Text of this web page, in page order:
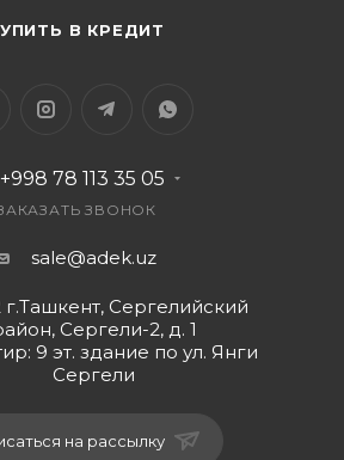
В КРЕДИТ
+998 78 113 35 05
ЗВОНОК
sale@adek.uz
г.Ташкент, Сергелийский
Сергели-2, д. 1
9 эт. здание по ул. Янги
Сергели
на рассылку